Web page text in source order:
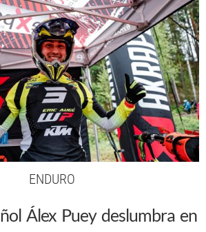
ENDURO
Álex Puey deslumbra en